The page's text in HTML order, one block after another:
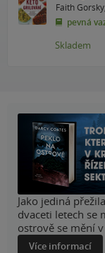
Faith Gorsky
pevná
Skladem
Jako jediná
dvaceti letech se
ostrově se mění
Více informací